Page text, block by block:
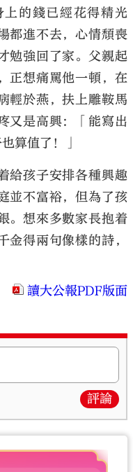
的錢已經花得精光
都進不去，心情頹喪
勉強回了家。父親起
正想痛罵他一頓，在
輕於燕，扶上雕鞍馬
又是高興：「能寫出
算值了！」
給孩子安排各種興趣
並不富裕，但為了孩
。想來多數家長抱着
金得兩句像樣的詩，
讀大公報PDF版面
評論